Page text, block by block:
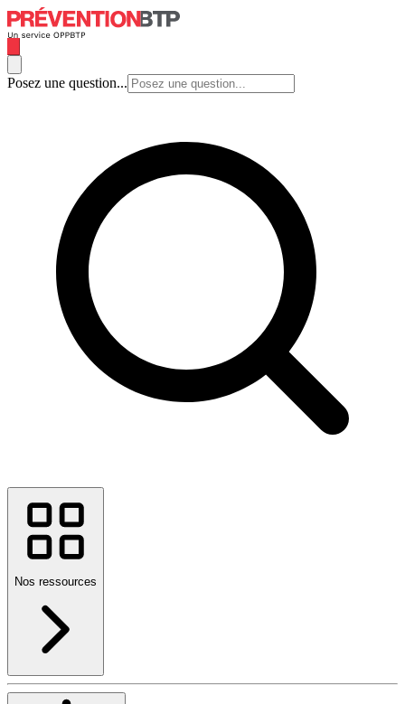
Posez une question...
Nos ressources